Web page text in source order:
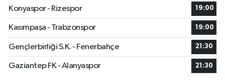
Konyaspor - Rizespor
19:00
Kasımpaşa - Trabzonspor 19:00
Gençlerbirliği S.K. - Fenerbahçe 21:30
Gaziantep FK - Alanyaspor 21:30